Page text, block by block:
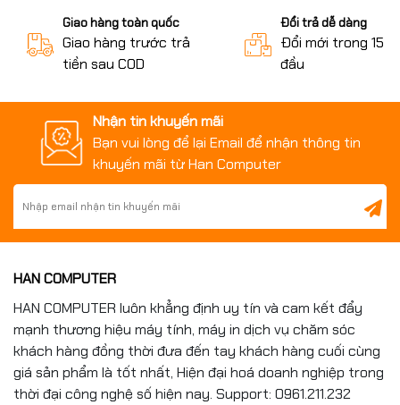
Giao hàng toàn quốc
Giao hàng trước trả
tiền sau COD
Đổi trả dễ dàng
Đổi mới trong 15
đầu
Nhận tin khuyến mãi
Bạn vui lòng để lại Email để nhận thông tin
khuyến mãi từ Han Computer
HAN COMPUTER
HAN COMPUTER luôn khẳng định uy tín và cam kết đẩy
mạnh thương hiệu máy tính, máy in dịch vụ chăm sóc
khách hàng đồng thời đưa đến tay khách hàng cuối cùng
giá sản phẩm là tốt nhất, Hiện đại hoá doanh nghiệp trong
thời đại công nghệ số hiện nay. Support: 0961.211.232